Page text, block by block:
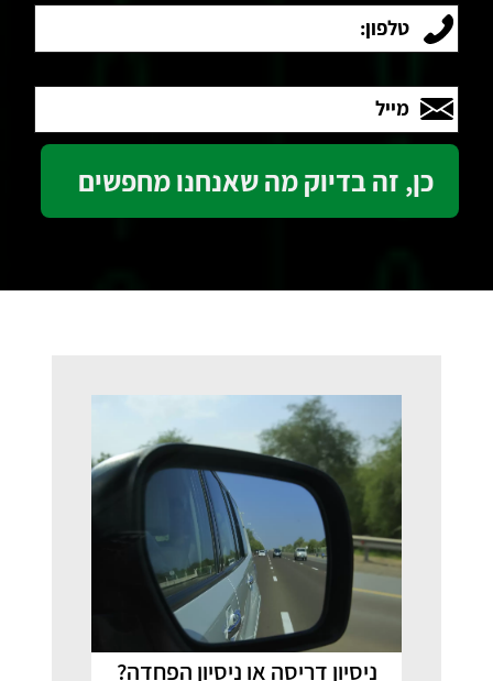
מייל
ניסיון דריסה או ניסיון הפחדה?